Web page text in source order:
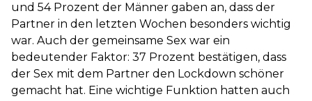
und 54 Prozent der Männer gaben an, dass der
Partner in den letzten Wochen besonders wichtig
war. Auch der gemeinsame Sex war ein
bedeutender Faktor: 37 Prozent bestätigen, dass
der Sex mit dem Partner den Lockdown schöner
gemacht hat. Eine wichtige Funktion hatten auch